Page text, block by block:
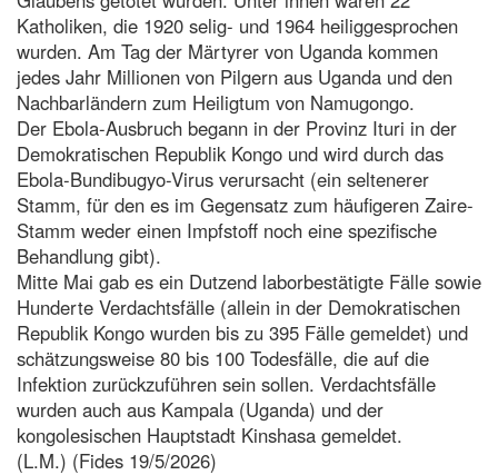
Katholiken, die 1920 selig- und 1964 heiliggesprochen
wurden. Am Tag der Märtyrer von Uganda kommen
jedes Jahr Millionen von Pilgern aus Uganda und den
Nachbarländern zum Heiligtum von Namugongo.
Der Ebola-Ausbruch begann in der Provinz Ituri in der
Demokratischen Republik Kongo und wird durch das
Ebola-Bundibugyo-Virus verursacht (ein seltenerer
Stamm, für den es im Gegensatz zum häufigeren Zaire-
Stamm weder einen Impfstoff noch eine spezifische
Behandlung gibt).
Mitte Mai gab es ein Dutzend laborbestätigte Fälle sowie
Hunderte Verdachtsfälle (allein in der Demokratischen
Republik Kongo wurden bis zu 395 Fälle gemeldet) und
schätzungsweise 80 bis 100 Todesfälle, die auf die
Infektion zurückzuführen sein sollen. Verdachtsfälle
wurden auch aus Kampala (Uganda) und der
kongolesischen Hauptstadt Kinshasa gemeldet.
(L.M.) (Fides 19/5/2026)